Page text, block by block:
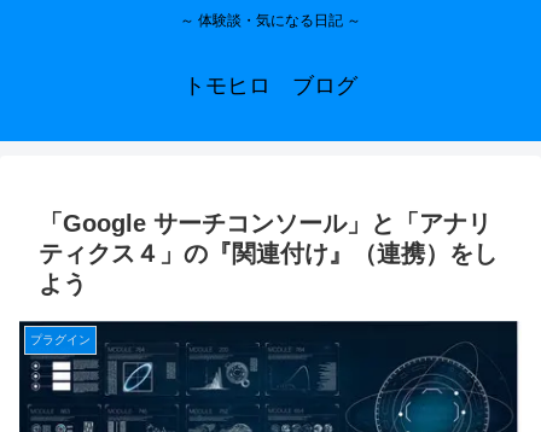
～ 体験談・気になる日記 ～
トモヒロ ブログ
「Google サーチコンソール」と「アナリ
ティクス４」の『関連付け』（連携）をし
よう
プラグイン